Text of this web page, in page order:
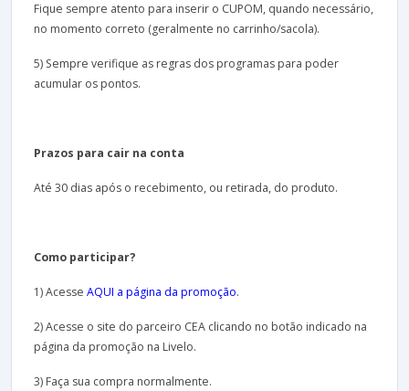
Fique sempre atento para inserir o CUPOM, quando necessário,
no momento correto (geralmente no carrinho/sacola).
5) Sempre verifique as regras dos programas para poder
acumular os pontos.
Prazos para cair na conta
Até 30 dias após o recebimento, ou retirada, do produto.
Como participar?
1) Acesse AQUI a página da promoção.
2) Acesse o site do parceiro CEA clicando no botão indicado na
página da promoção na Livelo.
3) Faça sua compra normalmente.